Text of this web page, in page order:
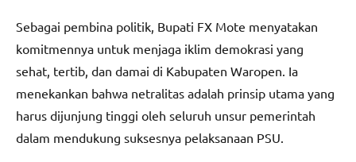
Sebagai pembina politik, Bupati FX Mote menyatakan
komitmennya untuk menjaga iklim demokrasi yang
sehat, tertib, dan damai di Kabupaten Waropen. Ia
menekankan bahwa netralitas adalah prinsip utama yang
harus dijunjung tinggi oleh seluruh unsur pemerintah
dalam mendukung suksesnya pelaksanaan PSU.